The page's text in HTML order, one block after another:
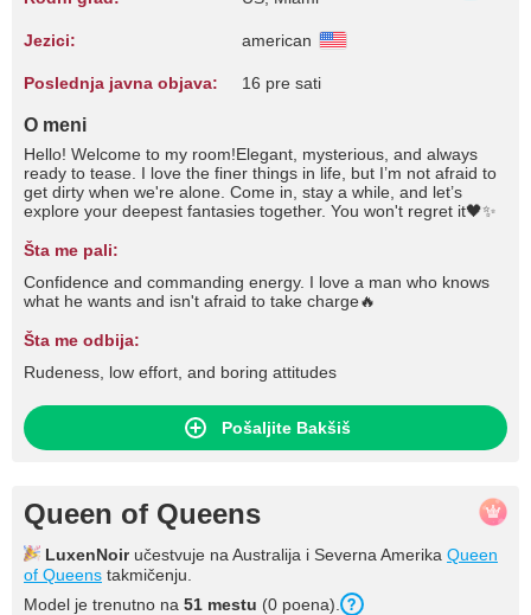
Jezici: american
Poslednja javna objava: 16 pre sati
O meni
Hello! Welcome to my room!Elegant, mysterious, and always
ready to tease. I love the finer things in life, but I’m not afraid to
get dirty when we're alone. Come in, stay a while, and let’s
explore your deepest fantasies together. You won't regret it🖤✨
Šta me pali:
Confidence and commanding energy. I love a man who knows
what he wants and isn't afraid to take charge🔥
Šta me odbija:
Rudeness, low effort, and boring attitudes
Pošaljite Bakšiš
Queen of Queens
LuxenNoir učestvuje na Australija i Severna Amerika Queen
of Queens takmičenju.
Model je trenutno na 51 mestu (0 poena).